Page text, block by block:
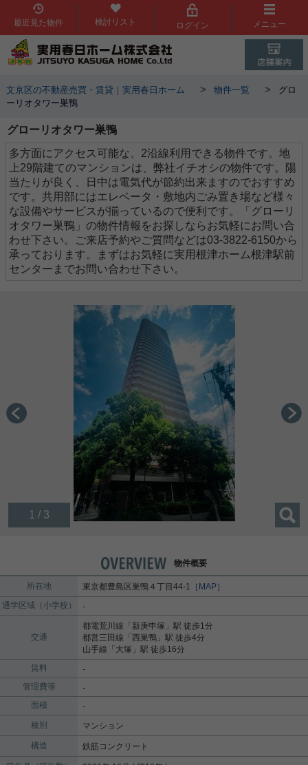
最近見た物件 検討リスト ログイン メニュー
文京区の不動産売買・賃貸｜実用春日ホーム > 物件一覧 >
グロ
ーリオタワー巣鴨
グローリオタワー巣鴨
多方面にアクセス可能な、2沿線利用できる物件です。地
上29階建てのマンションは、弊社イチオシの物件です。陽
当たりが良く、日中は電気代が節約出来ますのでおすすめ
です。共用部にはエレベータ・敷地内ごみ置き場など様々
な設備やサービスが揃っているので便利です。「グローリ
オタワー巣鴨」の物件情報をお探しならお気軽にお問い合
わせ下さい。ご来店予約やご質問などは03-3822-6150から
承っております。まずはお気軽に実用根津ホーム根津駅前
センターまでお問い合わせ下さい。
1 / 3
物件概要
所在地 東京都豊島区巣鴨 ４丁目44-1
［MAP］
通学区域（小学校）
-
交通
都電荒川線 「新庚申塚 」駅 徒歩1分
都営三田線 「西巣鴨 」駅 徒歩4分
山手線 「大塚 」駅 徒歩16分
賃料
-
管理費等
-
面積
-
種別
マンション
構造 鉄筋コンクリート